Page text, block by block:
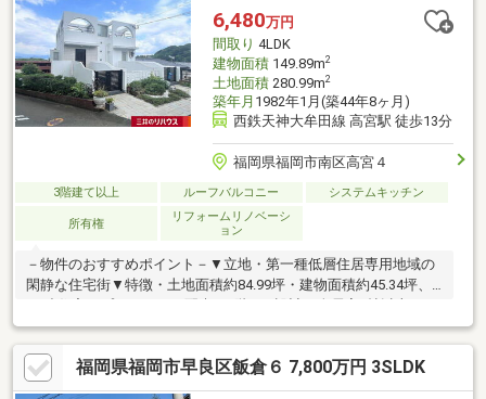
認ください。
6,480万円
間取り 4LDK
建物面積149.89m2
土地面積280.99m2
築年月 1982年1月(築44年8ヶ月)
西鉄天神大牟田線 高宮駅 徒歩13分
福岡県福岡市南区高宮４
3階建て以上 ルーフバルコニー システムキッチン
所有権
リフォームリノベーシ
ョン
－物件のおすすめポイント－▼立地・第一種低層住居専用地域の
閑静な住宅街▼特徴・土地面積約84.99坪・建物面積約45.34坪、
に景色を眺めることができるベンチ2か所を設置・食洗機付のL字
型キッチン、勝手口有・LDK・主寝室約14.8帖は3面採光・各階ト
イレ有、ゆとりをもって使用可・1階・2階各居室はバルコニー付
▼内外装リフォーム履歴【2017年4月】外壁塗装【2014年10月】
福岡県福岡市早良区飯倉６ 7,800万円 3SLDK